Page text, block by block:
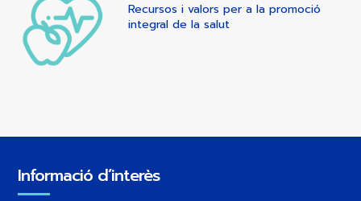
Recursos i valors per a la promoció
integral de la salut
Informació d’interès